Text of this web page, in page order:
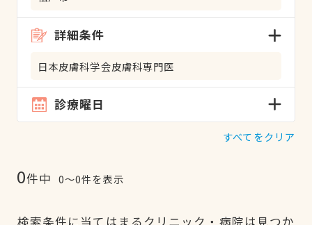
詳細条件
日本皮膚科学会皮膚科専門医
診療曜日
すべてをクリア
0件中 0〜0件を表示
検索条件に当てはまるクリニック・病院は見つか